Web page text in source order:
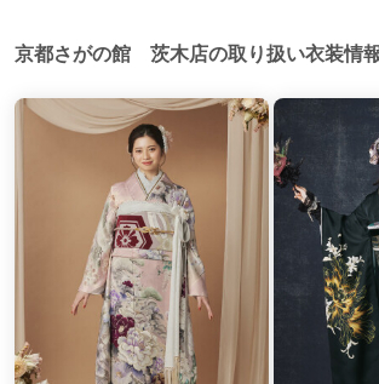
京都さがの館 茨木店の取り扱い衣装情